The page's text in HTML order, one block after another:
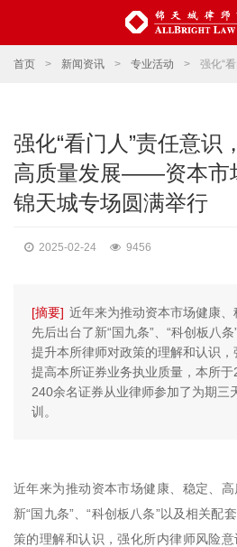
首页 > 新闻资讯 > 专业活动 > 强化“看门人”责任
强化“看门人”责任意识
高质量发展——资本市
锦天城专场圆满举行
2025-02-24 9456
[摘要] 近年来为推动资本市场健康
先后出台了新“国九条”、“科创板八
提升本所律师对政策的理解和认识，
提高本所证券业务执业质量，本所
240余名证券从业律师参加了为期三
训。
近年来为推动资本市场健康、稳定、
新“国九条”、“科创板八条”以及相关配
策的理解和认识，强化所内律师风险